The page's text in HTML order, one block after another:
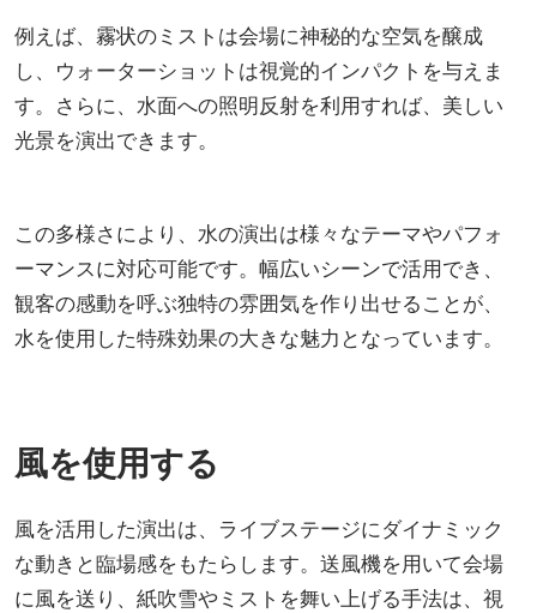
例えば、霧状のミストは会場に神秘的な空気を醸成
し、ウォーターショットは視覚的インパクトを与えま
す。さらに、水面への照明反射を利用すれば、美しい
光景を演出できます。
この多様さにより、水の演出は様々なテーマやパフォ
ーマンスに対応可能です。幅広いシーンで活用でき、
観客の感動を呼ぶ独特の雰囲気を作り出せることが、
水を使用した特殊効果の大きな魅力となっています。
風を使用する
風を活用した演出は、ライブステージにダイナミック
な動きと臨場感をもたらします。送風機を用いて会場
に風を送り、紙吹雪やミストを舞い上げる手法は、視